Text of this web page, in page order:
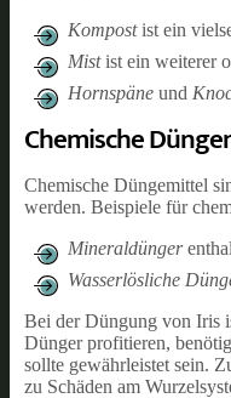
Kompostist ein
Mistist ein weiterer
Hornspäne und
Chemische
Chemische Düngemittel
werden. Beispiele für
Mineraldünger
Wasserlösliche
Bei der Düngung von Iris
Dünger profitieren,
sollte gewährleistet sein.
zu Schäden am